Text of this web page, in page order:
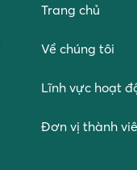
Trang chủ
Về chúng tôi
Lĩnh vực hoạt
Đơn vị thành